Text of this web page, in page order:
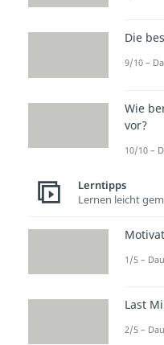
Die
9/10 –
Wie
vor?
10/10 –
Lerntipps
Lernen leicht
1/5 –
Last
2/5 –